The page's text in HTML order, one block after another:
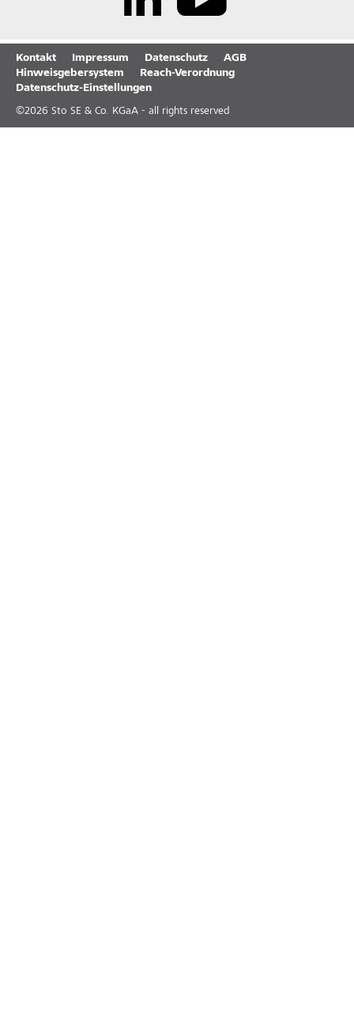
Kontakt Impressum Datenschutz
AGB
Hinweisgebersystem
Reach-Verordnung
Datenschutz-Einstellungen
©2026 Sto SE & Co. KGaA - all rights reserved